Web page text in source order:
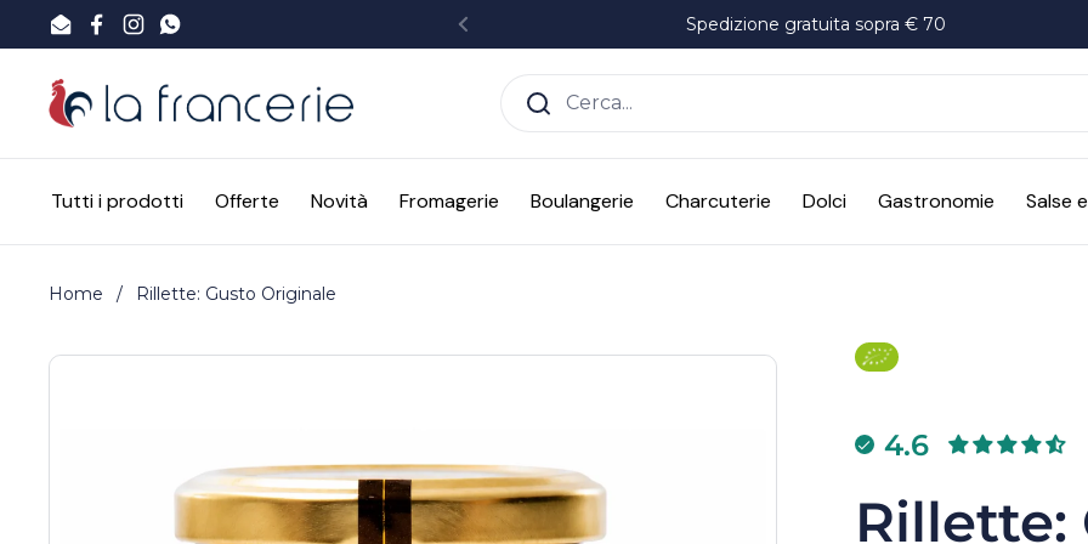
Passa ai contenuti
EmailFacebook
Instagram
WhatsApp Precedente
Spedizione gratuita sopra € 70
Tutti i prodotti Offerte Novità Fromagerie Boulangerie Charcuterie Dolci Gastronomie Salse
Home / Rillette: Gusto Originale
4.6
Rillette: